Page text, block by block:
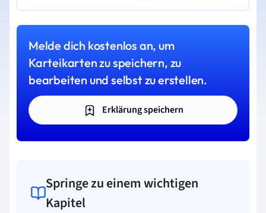
Melde dich kostenlos an, um
Karteikarten zu speichern, zu
bearbeiten und selbst zu erstellen.
Erklärung speichern
Springe zu einem wichtigen
Kapitel